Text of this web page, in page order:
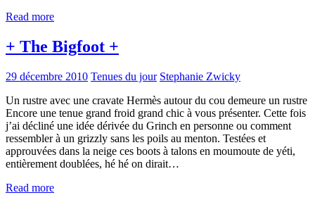
Read more
+ The Bigfoot +
29 décembre 2010 Tenues du jour Stephanie Zwicky
Un rustre avec une cravate Hermès autour du cou demeure un rustre
Encore une tenue grand froid grand chic à vous présenter. Cette fois
j’ai décliné une idée dérivée du Grinch en personne ou comment
ressembler à un grizzly sans les poils au menton. Testées et
approuvées dans la neige ces boots à talons en moumoute de yéti,
entièrement doublées, hé hé on dirait…
Read more